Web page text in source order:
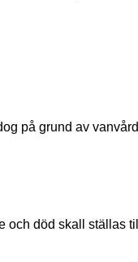
på grund av
och död skall ställas